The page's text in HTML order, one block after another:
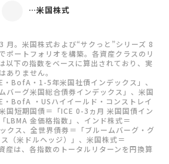
…米国株式
。米国株式および“サクっと”シリーズ 8
ポートフォリオを構築。各資産クラスのリ
以下の指数をベースに算出されており、実
ありません。
5年⽶国社債インデックス」、
バーグ⽶国総合債券インデックス」、⽶国
‧USハイイールド‧コンストレイ
国短期国債＝「ICE 0-3ヵ⽉ ⽶国国債イン
LBMA ⾦価格指数」、インド株式＝
クス、全世界債券＝「ブルームバーグ・グ
（米ドルヘッジ）」、⽶国株式＝
産は、各指数のトータルリターンを円換算